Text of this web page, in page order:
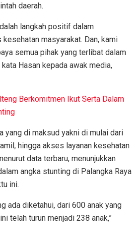
daerah.
langkah positif dalam
masyarakat. Dan, kami
semua pihak yang terlibat dalam
kata Hasan kepada awak media,
Berkomitmen Ikut Serta Dalam
yang di maksud yakni di mulai dari
hingga akses layanan kesehatan
data terbaru, menunjukkan
angka stunting di Palangka Raya
ini.
ada diketahui, dari 600 anak yang
telah turun menjadi 238 anak,”